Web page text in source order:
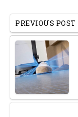
PREVIOUS POST